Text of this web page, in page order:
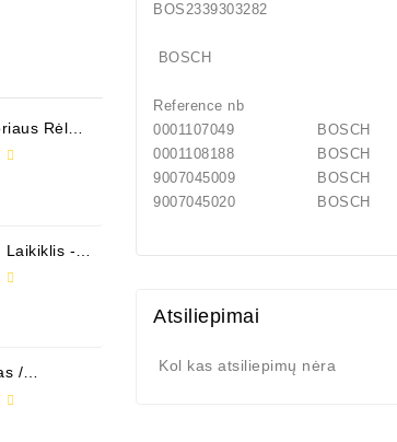
Rėlė -
- /
/
BOS2339303282
BOSCH
Reference nb
0001107049
BOSCH
0001108188
BOSCH
9007045009
BOSCH
9007045020
BOSCH
Atsiliepimai
Kol kas atsiliepimų nėra